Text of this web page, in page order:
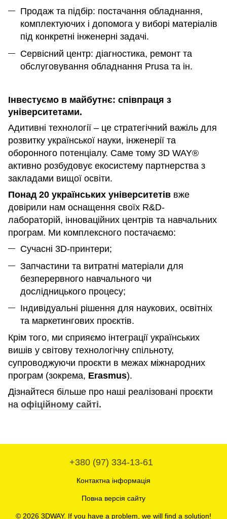
Продаж та підбір: постачання обладнання,
комплектуючих і допомога у виборі матеріалів
під конкретні інженерні задачі.
Сервісний центр: діагностика, ремонт та
обслуговування обладнання Prusa та ін.
Інвестуємо в майбутнє: співпраця з
університетами.
Адитивні технології – це стратегічний важіль для
розвитку української науки, інженерії та
оборонного потенціалу. Саме тому 3D WAY®
активно розбудовує екосистему партнерства з
закладами вищої освіти.
Понад 20 українських університетів вже
довірили нам оснащення своїх R&D-
лабораторій, інноваційних центрів та навчальних
програм. Ми комплексного постачаємо:
Сучасні 3D-принтери;
Запчастини та витратні матеріали для
безперервного навчального чи
дослідницького процесу;
Індивідуальні рішення для наукових, освітніх
та маркетингових проєктів.
Крім того, ми сприяємо інтеграції українських
вишів у світову технологічну спільноту,
супроводжуючи проєкти в межах міжнародних
програм (зокрема, Erasmus).
Дізнайтеся більше про наші реалізовані проєкти
на офіційному сайті.
+380 (97) 334-13-61
Контактна інформація
Повна версія сайту
© 2026 3DWAY. If you have a problem, we will find a solution!